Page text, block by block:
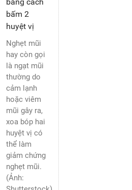
Nghẹt mũi
hay còn gọi
là ngạt mũi
thường do
cảm lạnh
hoặc viêm
mũi gây ra,
xoa bóp hai
huyệt vị có
thể làm
giảm chứng
nghẹt mũi.
(Ảnh: